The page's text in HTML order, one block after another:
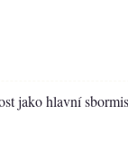
jako hlavní